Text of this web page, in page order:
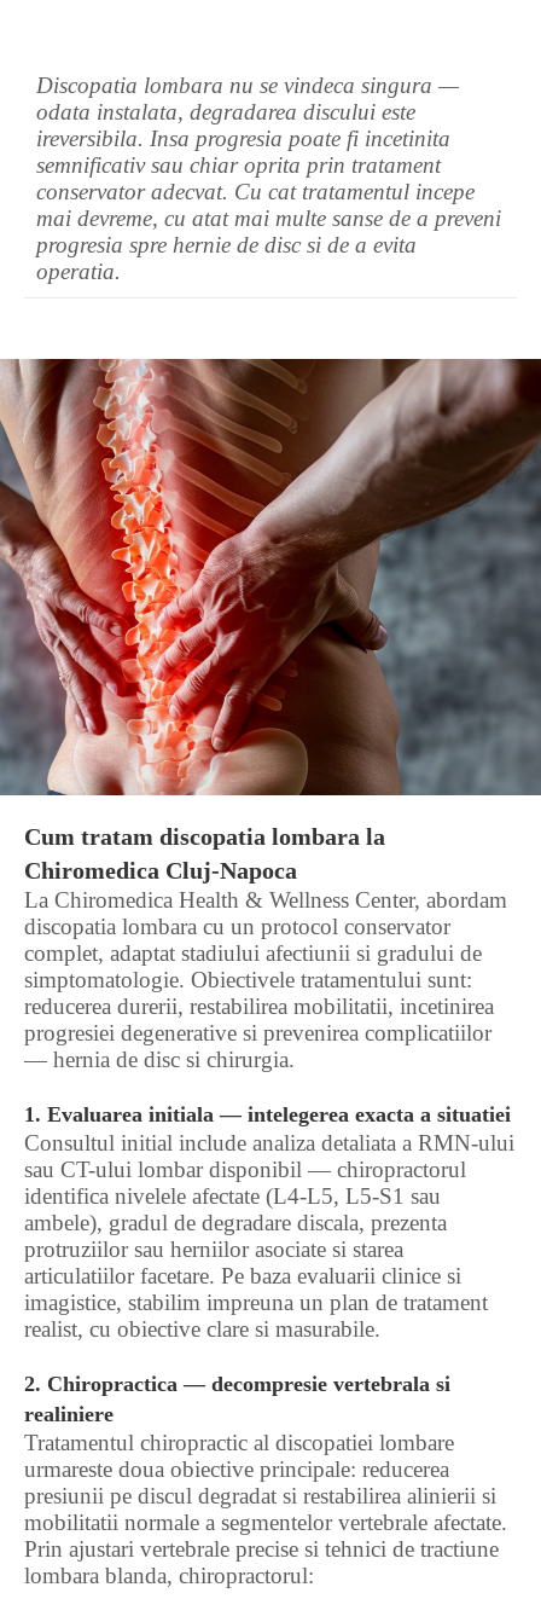
Discopatia lombara nu se vindeca singura —
odata instalata, degradarea discului este
ireversibila. Insa progresia poate fi incetinita
semnificativ sau chiar oprita prin tratament
conservator adecvat. Cu cat tratamentul incepe
mai devreme, cu atat mai multe sanse de a preveni
progresia spre hernie de disc si de a evita
operatia.
Cum tratam discopatia lombara la
Chiromedica Cluj-Napoca
La Chiromedica Health & Wellness Center, abordam
discopatia lombara cu un protocol conservator
complet, adaptat stadiului afectiunii si gradului de
simptomatologie. Obiectivele tratamentului sunt:
reducerea durerii, restabilirea mobilitatii, incetinirea
progresiei degenerative si prevenirea complicatiilor
— hernia de disc si chirurgia.
1. Evaluarea initiala — intelegerea exacta a situatiei
Consultul initial include analiza detaliata a RMN-ului
sau CT-ului lombar disponibil — chiropractorul
identifica nivelele afectate (L4-L5, L5-S1 sau
ambele), gradul de degradare discala, prezenta
protruziilor sau herniilor asociate si starea
articulatiilor facetare. Pe baza evaluarii clinice si
imagistice, stabilim impreuna un plan de tratament
realist, cu obiective clare si masurabile.
2. Chiropractica — decompresie vertebrala si
realiniere
Tratamentul chiropractic al discopatiei lombare
urmareste doua obiective principale: reducerea
presiunii pe discul degradat si restabilirea alinierii si
mobilitatii normale a segmentelor vertebrale afectate.
Prin ajustari vertebrale precise si tehnici de tractiune
lombara blanda, chiropractorul: